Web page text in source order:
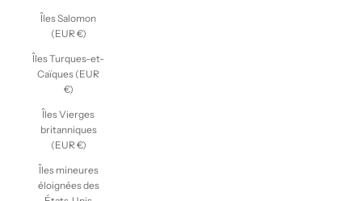
Îles Salomon
(EUR €)
Îles Turques-et-
Caïques (EUR
€)
Îles Vierges
britanniques
(EUR €)
Îles mineures
éloignées des